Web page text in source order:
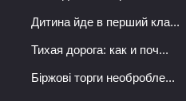
Дитина йде в перший кла...
Тихая дорога: как и поч...
Біржові торги необробле...